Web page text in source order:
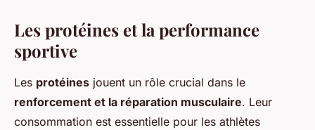
Les protéines et la performance
sportive
Les protéines jouent un rôle crucial dans le
renforcement et la réparation musculaire. Leur
consommation est essentielle pour les athlètes